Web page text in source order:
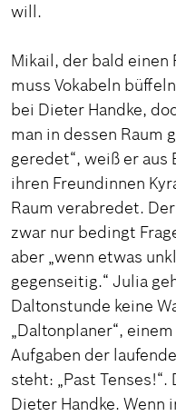
will.
Mikail, der bald
muss Vokabeln
bei Dieter Handke,
man in dessen Raum
geredet“, weiß er
ihren Freundinnen
Raum verabredet.
zwar nur bedingt
aber „wenn etwas
gegenseitig.“ Julia
Daltonstunde keine
„Daltonplaner“,
Aufgaben der
steht: „Past
Dieter Handke. Wenn